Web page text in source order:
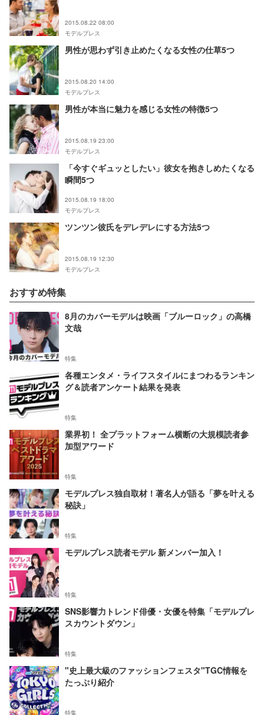
2015.08.22 08:00
モデルプレス
男性が思わず引き止めたくなる女性の仕草5つ
2015.08.20 14:00
モデルプレス
男性が本当に魅力を感じる女性の特徴5つ
2015.08.19 23:00
モデルプレス
「今すぐギュッとしたい」彼女を抱きしめたくなる
瞬間5つ
2015.08.19 18:00
モデルプレス
ツンツン彼氏をデレデレにする方法5つ
2015.08.19 12:30
モデルプレス
おすすめ特集
8月のカバーモデルは映画「ブルーロック」の高橋
文哉
特集
各種エンタメ・ライフスタイルにまつわるランキン
グ＆読者アンケート結果を発表
特集
業界初！ 全プラットフォーム横断の大規模読者参
加型アワード
特集
モデルプレス独自取材！著名人が語る「夢を叶える
秘訣」
特集
モデルプレス読者モデル 新メンバー加入！
特集
SNS影響力トレンド俳優・女優を特集「モデルプレ
スカウントダウン」
特集
"史上最大級のファッションフェスタ"TGC情報を
たっぷり紹介
特集